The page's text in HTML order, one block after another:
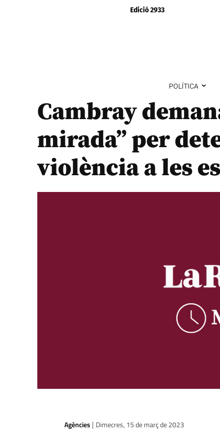
Edició 2933
POLÍTICA
Cambray
mirada” per
violència a les
Agències | Dimecres, 15 de març de 2023